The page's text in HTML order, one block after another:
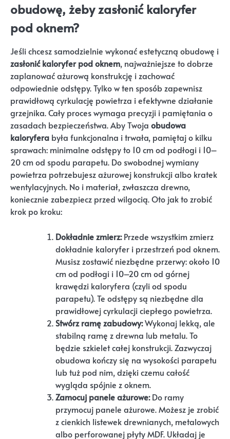
obudowę, żeby zasłonić kaloryfer
pod oknem?
Jeśli chcesz samodzielnie wykonać estetyczną obudowę i
zasłonić kaloryfer pod oknem, najważniejsze to dobrze
zaplanować ażurową konstrukcję i zachować
odpowiednie odstępy. Tylko w ten sposób zapewnisz
prawidłową cyrkulację powietrza i efektywne działanie
grzejnika. Cały proces wymaga precyzji i pamiętania o
zasadach bezpieczeństwa. Aby Twoja obudowa
kaloryfera była funkcjonalna i trwała, pamiętaj o kilku
sprawach: minimalne odstępy to 10 cm od podłogi i 10–
20 cm od spodu parapetu. Do swobodnej wymiany
powietrza potrzebujesz ażurowej konstrukcji albo kratek
wentylacyjnych. No i materiał, zwłaszcza drewno,
koniecznie zabezpiecz przed wilgocią. Oto jak to zrobić
krok po kroku:
Dokładnie zmierz:Przede wszystkim zmierz
dokładnie kaloryfer i przestrzeń pod oknem.
Musisz zostawić niezbędne przerwy: około 10
cm od podłogi i 10–20 cm od górnej
krawędzi kaloryfera (czyli od spodu
parapetu). Te odstępy są niezbędne dla
prawidłowej cyrkulacji ciepłego powietrza.
Stwórz ramę zabudowy:Wykonaj lekką, ale
stabilną ramę z drewna lub metalu. To
będzie szkielet całej konstrukcji. Zazwyczaj
obudowa kończy się na wysokości parapetu
lub tuż pod nim, dzięki czemu całość
wygląda spójnie z oknem.
Zamocuj panele ażurowe:Do ramy
przymocuj panele ażurowe. Możesz je zrobić
z cienkich listewek drewnianych, metalowych
albo perforowanej płyty MDF. Układaj je